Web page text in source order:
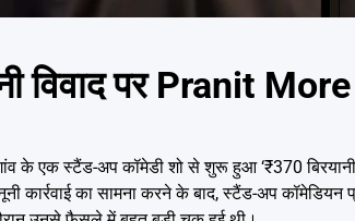
विवाद पर Pranit More
एक स्टैंड-अप कॉमेडी शो से शुरू हुआ ‘₹370 बिरयानी
कार्रवाई का सामना करने के बाद, स्टैंड-अप कॉमेडियन